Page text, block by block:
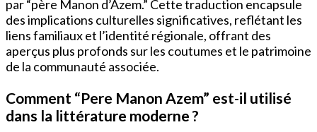
par “père Manon d’Azem.” Cette traduction encapsule
des implications culturelles significatives, reflétant les
liens familiaux et l’identité régionale, offrant des
aperçus plus profonds sur les coutumes et le patrimoine
de la communauté associée.
Comment “Pere Manon Azem” est-il utilisé
dans la littérature moderne ?